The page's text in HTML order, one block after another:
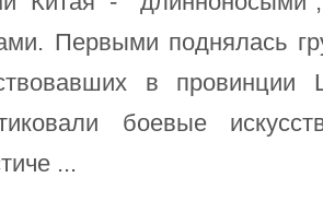
Первыми поднялась
в провинции
боевые
...